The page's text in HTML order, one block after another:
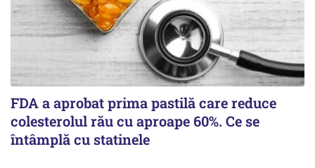
FDA a aprobat prima pastilă care reduce
colesterolul rău cu aproape 60%. Ce se
întâmplă cu statinele